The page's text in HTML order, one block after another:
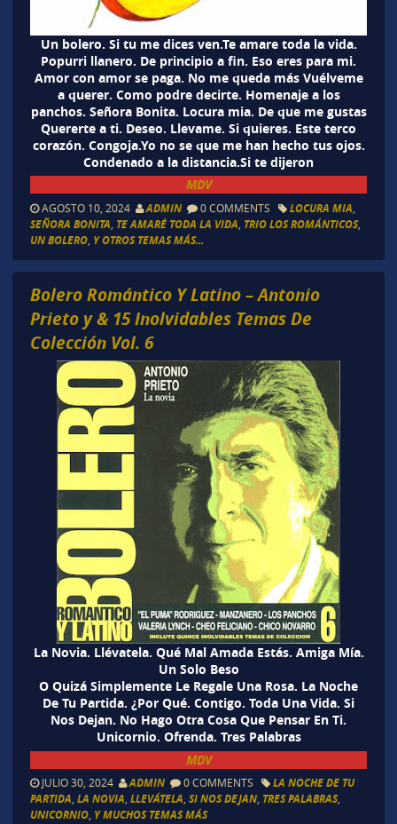
Un bolero. Si tu me dices ven.Te amare toda la vida.
Popurri llanero. De principio a fin. Eso eres para mi.
Amor con amor se paga. No me queda más Vuélveme
a querer. Como podre decirte. Homenaje a los
panchos. Señora Bonita. Locura mia. De que me gustas
Quererte a ti. Deseo. Llevame. Si quieres. Este terco
corazón. Congoja.Yo no se que me han hecho tus ojos.
Condenado a la distancia.Si te dijeron
MDV
AGOSTO 10, 2024 ADMIN 0 COMMENTS LOCURA MIA
SEÑORA BONITA TE AMARÉ TODA LA VIDA TRIO LOS ROMÁNTICOS,
UN BOLERO, Y OTROS TEMAS MÁS...
Bolero Romántico Y Latino – Antonio
Prieto y & 15 Inolvidables Temas De
Colección Vol. 6
La Novia. Llévatela. Qué Mal Amada Estás. Amiga Mía.
Un Solo Beso
O Quizá Simplemente Le Regale Una Rosa. La Noche
De Tu Partida. ¿Por Qué. Contigo. Toda Una Vida. Si
Nos Dejan. No Hago Otra Cosa Que Pensar En Ti.
Unicornio. Ofrenda. Tres Palabras
MDV
JULIO 30, 2024 ADMIN 0 COMMENTS
LA NOCHE DE TU
PARTIDA, LA NOVIA, LLEVÁTELA, SI NOS DEJAN, TRES PALABRAS,
UNICORNIO, Y MUCHOS TEMAS MÁS